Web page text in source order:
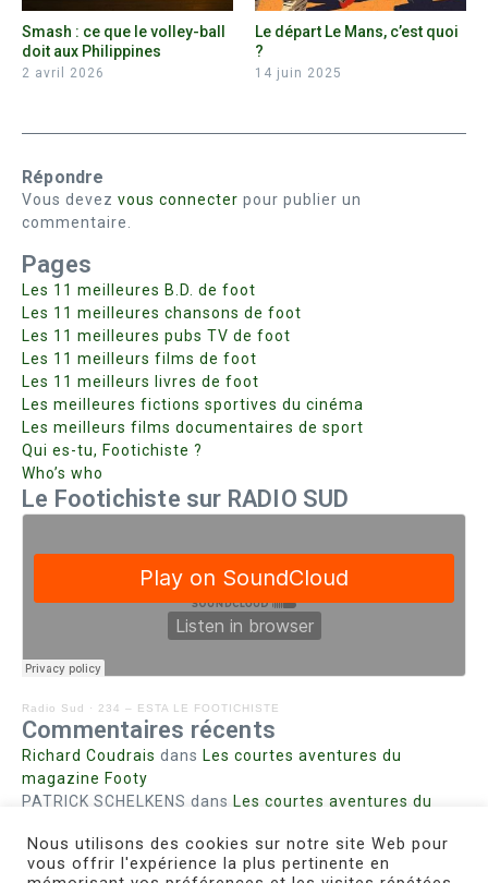
Smash : ce que le volley-ball
doit aux Philippines
2 avril 2026
Le départ Le Mans, c’est quoi
?
14 juin 2025
Répondre
Vous devez vous connecter pour publier un
commentaire.
Pages
Les 11 meilleures B.D. de foot
Les 11 meilleures chansons de foot
Les 11 meilleures pubs TV de foot
Les 11 meilleurs films de foot
Les 11 meilleurs livres de foot
Les meilleures fictions sportives du cinéma
Les meilleurs films documentaires de sport
Qui es-tu, Footichiste ?
Who’s who
Le Footichiste sur RADIO SUD
Radio Sud · 234 – ESTA LE FOOTICHISTE
Commentaires récents
Richard Coudrais dans Les courtes aventures du
magazine Footy
PATRICK SCHELKENS dans Les courtes aventures du
Bohn fabiennedans Intrigues sanglantes à Mulhouse
Steph. RUTA dansLust for Nice
Nous utilisons des cookies sur notre site Web pour
vous offrir l'expérience la plus pertinente en